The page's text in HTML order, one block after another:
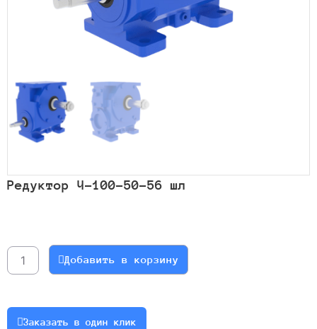
Редуктор Ч-100-50-56 шл
Редуктор
Ч-100-
Добавить в корзину
Заказать в один клик